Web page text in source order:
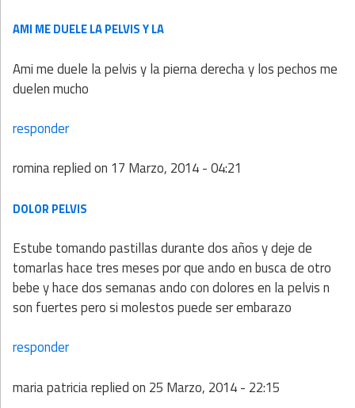
AMI ME DUELE LA PELVIS Y LA
Ami me duele la pelvis y la pierna derecha y los pechos me
duelen mucho
responder
rominareplied on 17 Marzo, 2014 - 04:21
DOLOR PELVIS
Estube tomando pastillas durante dos años y deje de
tomarlas hace tres meses por que ando en busca de otro
bebe y hace dos semanas ando con dolores en la pelvis n
son fuertes pero si molestos puede ser embarazo
responder
maria patriciareplied on 25 Marzo, 2014 - 22:15